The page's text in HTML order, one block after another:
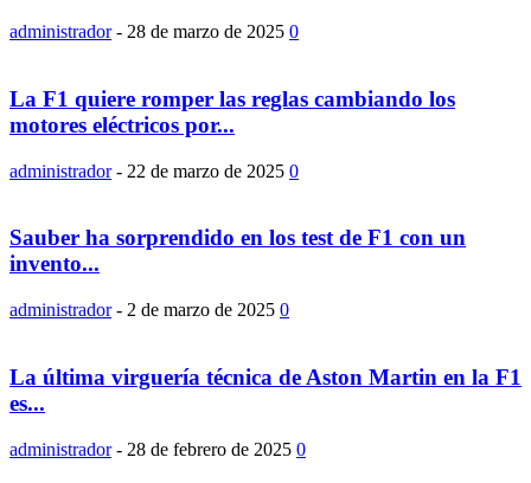
administrador - 28 de marzo de 2025 0
La F1 quiere romper las reglas cambiando los
motores eléctricos por...
administrador - 22 de marzo de 2025 0
Sauber ha sorprendido en los test de F1 con un
invento...
administrador - 2 de marzo de 2025 0
La última virguería técnica de Aston Martin en la F1
es...
administrador - 28 de febrero de 2025 0